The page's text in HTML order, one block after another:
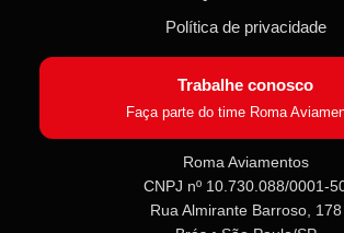
Política de privacidade
Trabalhe conosco
Faça parte do time Roma
Roma Aviamentos
CNPJ nº 10.730.088/0001-
Rua Almirante Barroso, 178